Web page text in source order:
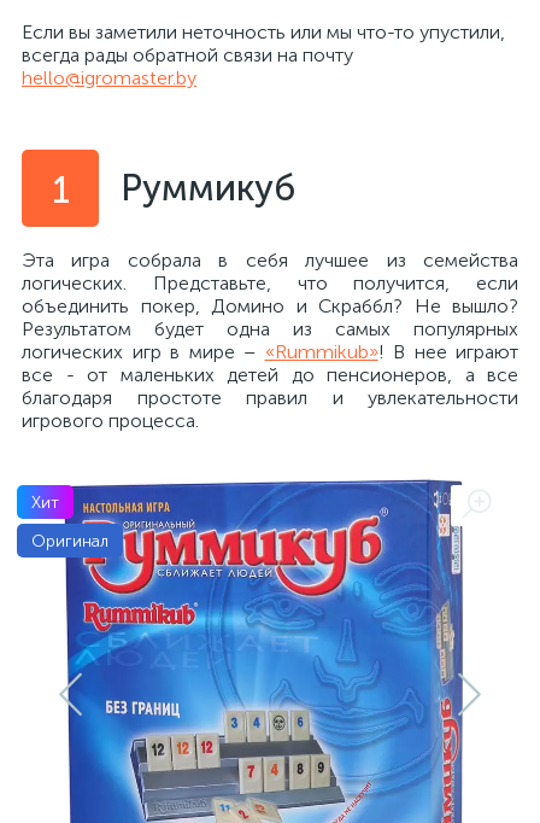
Если вы заметили неточность или мы что-то упустили,
всегда рады обратной связи на почту
hello@igromaster.by
1 Руммикуб
Эта игра собрала в себя лучшее из семейства
логических. Представьте, что получится, если
объединить покер, Домино и Скраббл? Не вышло?
Результатом будет одна из самых популярных
логических игр в мире – «Rummikub»! В нее играют
все - от маленьких детей до пенсионеров, а все
благодаря простоте правил и увлекательности
игрового процесса.
Хит
Оригинал